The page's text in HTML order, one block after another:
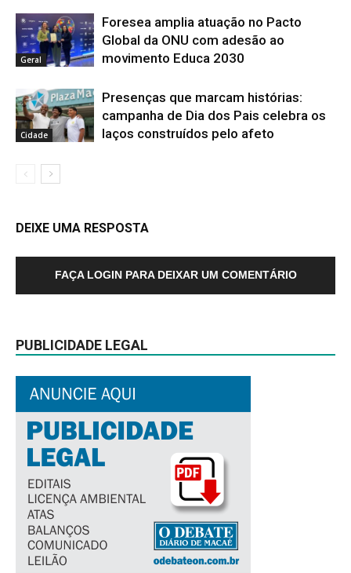
Geral
Foresea amplia atuação no Pacto
Global da ONU com adesão ao
movimento Educa 2030
Cidade
Presenças que marcam histórias:
campanha de Dia dos Pais celebra os
laços construídos pelo afeto
DEIXE UMA RESPOSTA
FAÇA LOGIN PARA DEIXAR UM COMENTÁRIO
PUBLICIDADE LEGAL